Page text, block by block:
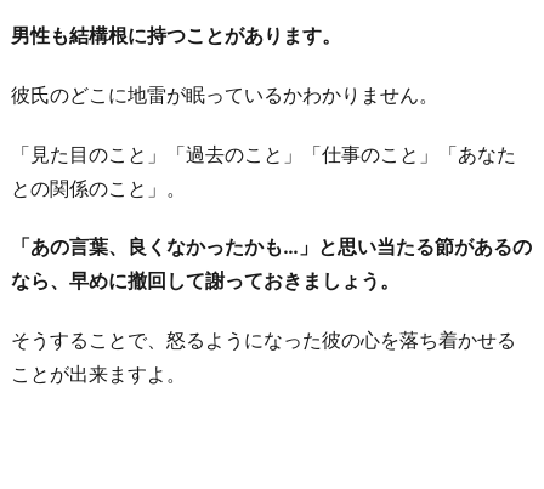
男性も結構根に持つことがあります。
彼氏のどこに地雷が眠っているかわかりません。
「見た目のこと」「過去のこと」「仕事のこと」「あなた
との関係のこと」。
「あの言葉、良くなかったかも…」と思い当たる節があるの
なら、早めに撤回して謝っておきましょう。
そうすることで、怒るようになった彼の心を落ち着かせる
ことが出来ますよ。